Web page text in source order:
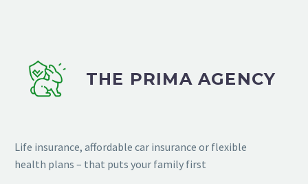
THE PRIMA AGENCY
Life insurance, affordable car insurance or flexible
health plans – that puts your family first